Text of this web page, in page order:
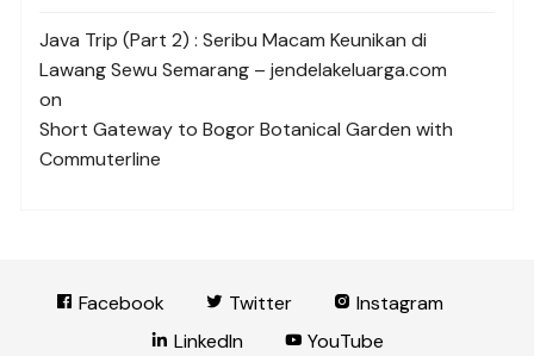
Java Trip (Part 2) : Seribu Macam Keunikan di
Lawang Sewu Semarang – jendelakeluarga.com
on
Short Gateway to Bogor Botanical Garden with
Commuterline
Facebook Twitter
Instagram
LinkedIn
YouTube